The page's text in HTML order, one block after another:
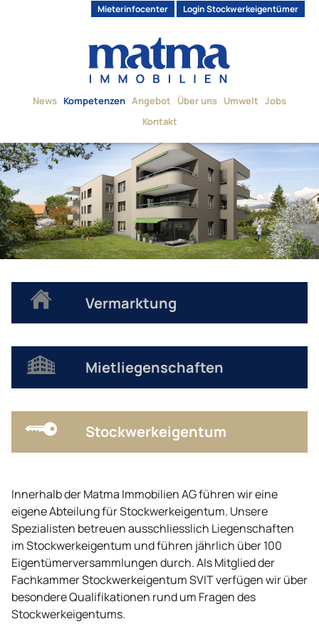
Mieterinfocenter Login Stockwerkeigentümer
News Kompetenzen Angebot Über uns Umwelt Jobs
Kontakt
Vermarktung
Mietliegenschaften
Stockwerkeigentum
Innerhalb der Matma Immobilien AG führen wir eine
eigene Abteilung für Stockwerkeigentum. Unsere
Spezialisten betreuen ausschliesslich Liegenschaften
im Stockwerkeigentum und führen jährlich über 100
Eigentümerversammlungen durch. Als Mitglied der
Fachkammer Stockwerkeigentum SVIT verfügen wir über
besondere Qualifikationen rund um Fragen des
Stockwerkeigentums.